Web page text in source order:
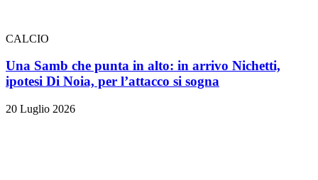
CALCIO
Una Samb che punta in alto: in arrivo Nichetti,
ipotesi Di Noia, per l’attacco si sogna
20 Luglio 2026